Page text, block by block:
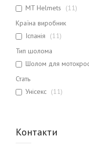
MT Helmets
11
Країна виробник
Іспанія
11
Тип шолома
Шолом для
Стать
Унісекс
11
Контакти